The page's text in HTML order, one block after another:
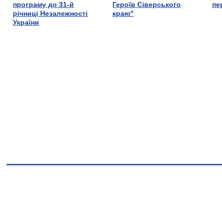
програму до 31-й
річниці Незалежності
України
Героїв Сіверського
краю"